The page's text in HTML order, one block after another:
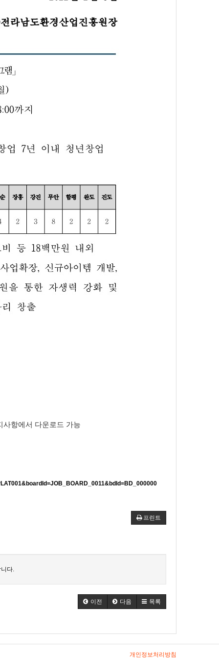
사항에서 다운로드 가능
프린트
다.
이전 다음 목록
개인정보처리방침